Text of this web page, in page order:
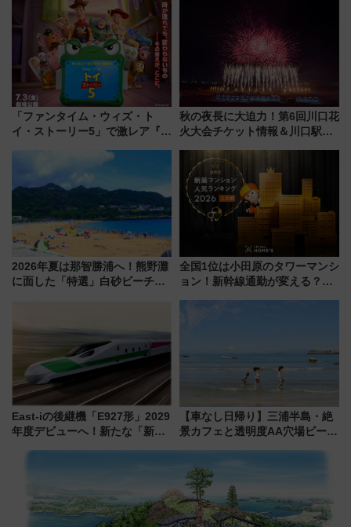
報、利根川に咲く8,000発の大迫
力＆屋台を満喫
連検索数が前年比237％増、ナ
ショジオも認める『2026年に訪
れるべき世界の旅先』
「ファンタイム・ウィズ・ト
イ・ストーリー5」で激レア『ロ
デコレーションも徹底解説
秋の夜長に大迫力！第6回川口花
火大会チケット情報＆川口駅か
2026年夏は那智勝浦へ！熊野灘
に面した「特選」白砂ビーチは
全国1位は小田原のタワーマンシ
ョン！新幹線通勤が変える？
【新築マンション人気ランキン
East-iの後継機「E927形」2029
年度デビューへ！新たな「新幹
【車なし日帰り】三浦半島・絶
景カフェと透明度AA穴場ビーチ
用してストレスフリー旅へ行こ
う！